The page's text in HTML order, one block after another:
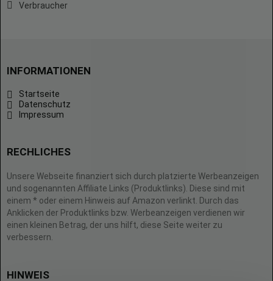
Verbraucher
INFORMATIONEN
Startseite
Datenschutz
Impressum
RECHLICHES
Unsere Webseite finanziert sich durch platzierte Werbeanzeigen
und sogenannten Affiliate Links (Produktlinks). Diese sind mit
einem * oder einem Hinweis auf Amazon verlinkt. Durch das
Anklicken der Produktlinks bzw. Werbeanzeigen verdienen wir
einen kleinen Betrag, der uns hilft, diese Seite weiter zu
verbessern.
HINWEIS